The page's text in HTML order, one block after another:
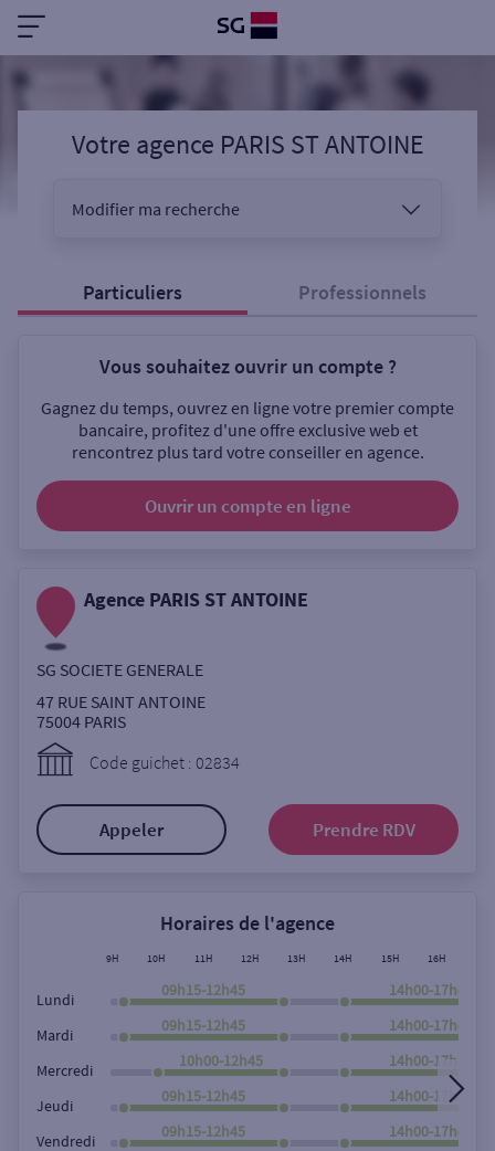
Votre agence PARIS ST ANTOINE
Modifier ma recherche
Sélectionnez votre recherche
Ouverte le samedi
Ouverte le lundi
Ville / Code postal
Rue
Rechercher
Particuliers Professionnels
Vous souhaitez ouvrir un compte ?
Gagnez du temps, ouvrez en ligne votre premier compte
bancaire, profitez d'une offre exclusive web et
rencontrez plus tard votre conseiller en agence.
Ouvrir un compte en ligne
Agence PARIS ST ANTOINE
SG SOCIETE GENERALE
47 RUE SAINT ANTOINE
75004 PARIS
Code guichet : 02834
Appeler Prendre RDV
Horaires de l'agence
9H 10H 11H 12H 13H 14H 15H 16H
Lundi
09h15-12h45 14h00-17h45
Mardi
09h15-12h45 14h00-17h45
Mercredi
10h00-12h45 14h00-17h45
Jeudi
09h15-12h45 14h00-17h45
Vendredi
09h15-12h45 14h00-17h45